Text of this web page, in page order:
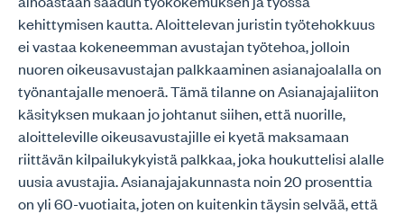
kehittymisen kautta. Aloittelevan juristin työtehokkuus
ei vastaa kokeneemman avustajan työtehoa, jolloin
nuoren oikeusavustajan palkkaaminen asianajoalalla on
työnantajalle menoerä. Tämä tilanne on Asianajajaliiton
käsityksen mukaan jo johtanut siihen, että nuorille,
aloitteleville oikeusavustajille ei kyetä maksamaan
riittävän kilpailukykyistä palkkaa, joka houkuttelisi alalle
uusia avustajia. Asianajajakunnasta noin 20 prosenttia
on yli 60-vuotiaita, joten on kuitenkin täysin selvää, että